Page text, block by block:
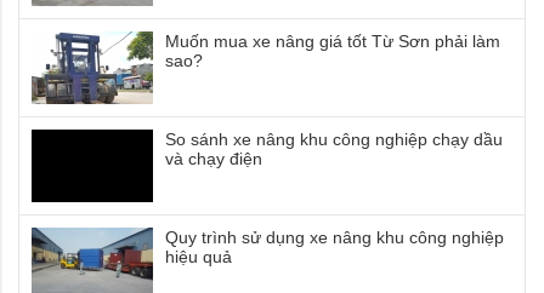
Muốn mua xe nâng giá tốt Từ Sơn phải làm
sao?
So sánh xe nâng khu công nghiệp chạy dầu
và chạy điện
Quy trình sử dụng xe nâng khu công nghiệp
hiệu quả